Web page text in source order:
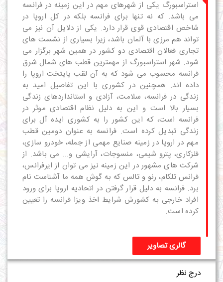
استراسبورگ یکی از شهرهای مهم در این زمینه در فرانسه
می باشد. که نه تنها برای فرانسه بلکه در کل اروپا در
شاخص اقتصادی قوی قرار دارد. یکی از دلایل آن نیز می
تواند هم مرزی با آلمان باشد، زیرا بسیاری از نشست های
تجاری فعالان اقتصادی دو کشور در همین شهر برگزار می
شود. شهر استراسبورگ از مهمترین قطب های شمال شرق
فرانسه محسوب می شود که به آن لقب پایتخت اروپا را
داده اند. همچنین در کشوری با این تفاصیل امید به
زندگی در فرانسه، سلامت، آزادی و استانداردهای زندگی
بسیار بالا است و این به دلیل نظام اقتصادی موثر در
فرانسه است، که این کشور را به کشوری ایده آل برای
زندگی تبدیل کرده است. فرانسه به عنوان دومین قطب
مهم در اروپا در زمینه صنایع مهمی از جمله، خودرو سازی،
فلزکاری، پترو شیمی، منسوجات، آرایشی و... می باشد. از
شرکت های مشهور در این زمینه نیز می توان از ایرفرانس،
فرانس تلکام، رنو و تالس که به گوش همه ما آشناست نام
برد. فرانسه به دلیل قرار گرفتن در اتحادیه اروپا برای ورود
افراد خارجی به کشورش شرایط اخذویزا فرانسه را تعیین
کرده است.
گالری تصاویر
درج نظر